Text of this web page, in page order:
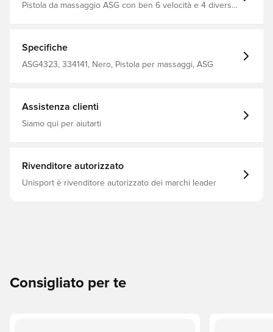
Pistola da massaggio ASG con ben 6 velocità e 4 diverse
riduce la tensione e il dolore muscolare e favorisce il
recupero Batteria ricaricabile agli ioni di litio 2,5-3 ore di
lavoro con batteria completamente carica (a seconda del
Specifiche
ASG4323, 334141, Nero, Pistola per massaggi, ASG
Assistenza clienti
Siamo qui per aiutarti
Rivenditore autorizzato
Unisport è rivenditore autorizzato dei marchi leader
Consigliato per te